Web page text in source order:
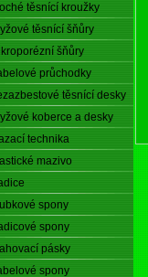
těsnící kroužky
těsnící šňůry
šňůry
průchodky
těsnící desky
koberce a desky
technika
mazivo
spony
spony
pásky
spony